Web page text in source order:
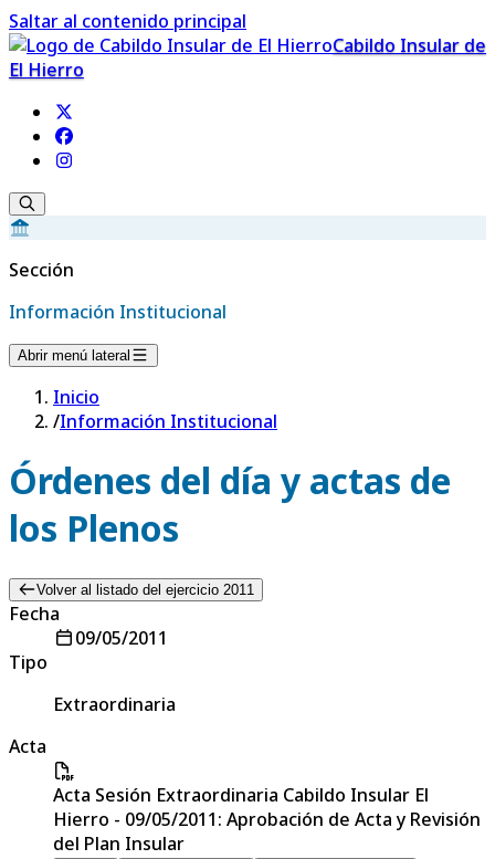
Saltar al contenido principal
Cabildo Insular de
El Hierro
Sección
Información Institucional
Abrir menú lateral
Inicio
/Información Institucional
Órdenes del día y actas de
los Plenos
Volver al listado del ejercicio 2011
Fecha
09/05/2011
Tipo
Extraordinaria
Acta
Acta Sesión Extraordinaria Cabildo Insular El
Hierro - 09/05/2011: Aprobación de Acta y Revisión
del Plan Insular